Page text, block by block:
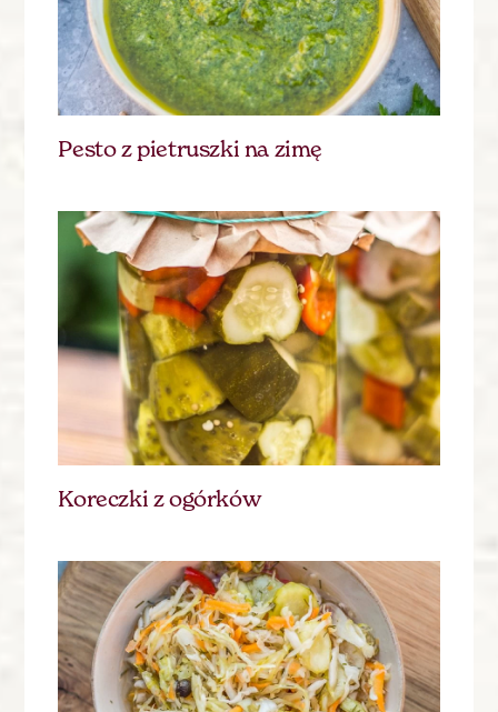
Pesto z pietruszki na zimę
Koreczki z ogórków